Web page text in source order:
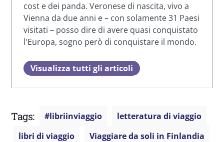
cost e dei panda. Veronese di nascita, vivo a
Vienna da due anni e – con solamente 31 Paesi
visitati – posso dire di avere quasi conquistato
l'Europa, sogno però di conquistare il mondo.
Visualizza tutti gli articoli
Tags: #libriinviaggio
letteratura di viaggio
libri di viaggio
Viaggiare da soli in Finlandia